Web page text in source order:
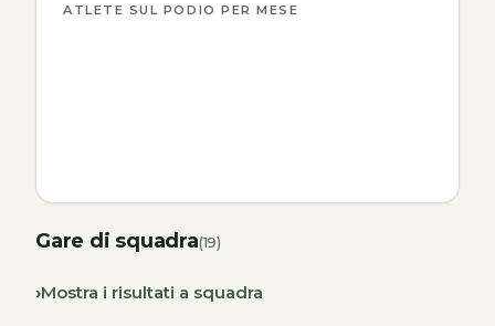
ATLETE SUL PODIO PER MESE
Gare di squadra(19)
Mostra i risultati a squadra